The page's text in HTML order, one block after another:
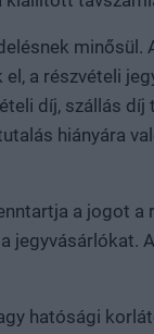
minősül.
a részvételi
díj, szállás
hiányára
a jogot
jegyvásárlókat.
hatósági